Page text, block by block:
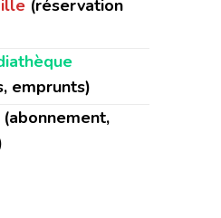
(réservation
emprunts)
(abonnement,